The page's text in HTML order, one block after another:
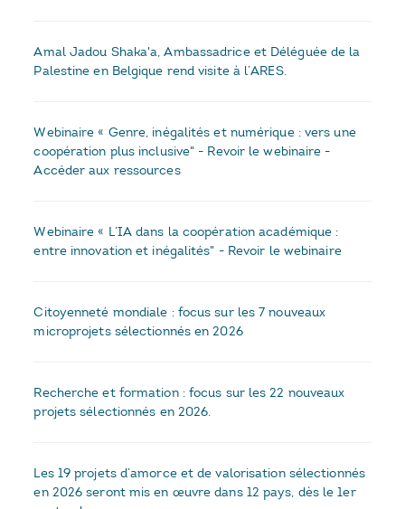
Amal Jadou Shaka'a, Ambassadrice et Déléguée de la
Palestine en Belgique rend visite à l’ARES.
Webinaire « Genre, inégalités et numérique : vers une
coopération plus inclusive" - Revoir le webinaire -
Accéder aux ressources
Webinaire « L’IA dans la coopération académique :
entre innovation et inégalités" - Revoir le webinaire
Citoyenneté mondiale : focus sur les 7 nouveaux
microprojets sélectionnés en 2026
Recherche et formation : focus sur les 22 nouveaux
projets sélectionnés en 2026.
Les 19 projets d’amorce et de valorisation sélectionnés
en 2026 seront mis en œuvre dans 12 pays, dès le 1er